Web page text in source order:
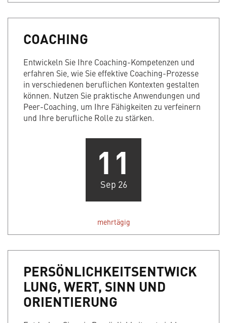
COACHING
Entwickeln Sie Ihre Coaching-Kompetenzen und
erfahren Sie, wie Sie effektive Coaching-Prozesse
in verschiedenen beruflichen Kontexten gestalten
können. Nutzen Sie praktische Anwendungen und
Peer-Coaching, um Ihre Fähigkeiten zu verfeinern
und Ihre berufliche Rolle zu stärken.
11
Sep 26
mehrtägig
PERSÖNLICHKEITSENTWICK
LUNG, WERT, SINN UND
ORIENTIERUNG